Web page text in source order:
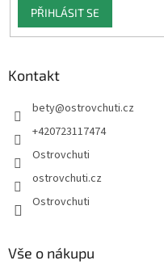
PŘIHLÁSIT SE
Kontakt
bety@ostrovchuti.cz
+420723117474
Ostrovchuti
ostrovchuti.cz
Ostrovchuti
Vše o nákupu